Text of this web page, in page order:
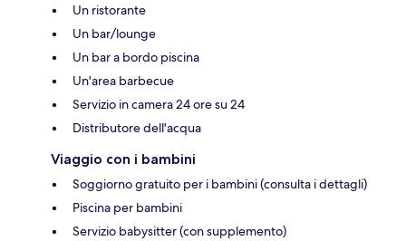
Un ristorante
Un bar/lounge
Un bar a bordo piscina
Un'area barbecue
Servizio in camera 24 ore su 24
Distributore dell'acqua
Viaggio con i bambini
Soggiorno gratuito per i bambini (consulta i dettagli)
Piscina per bambini
Servizio babysitter (con supplemento)